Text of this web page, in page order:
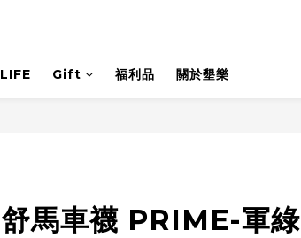
LIFE Gift 福利品 關於墾樂
舒馬車襪 PRIME-軍綠